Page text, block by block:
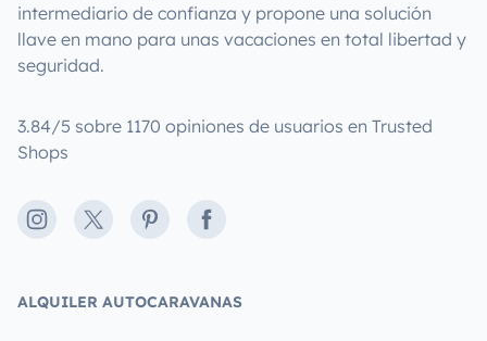
intermediario de confianza y propone una solución
llave en mano para unas vacaciones en total libertad y
seguridad.
3.84/5 sobre 1170 opiniones de usuarios en Trusted
Shops
Instagram
X PinterestFacebook
ALQUILER AUTOCARAVANAS